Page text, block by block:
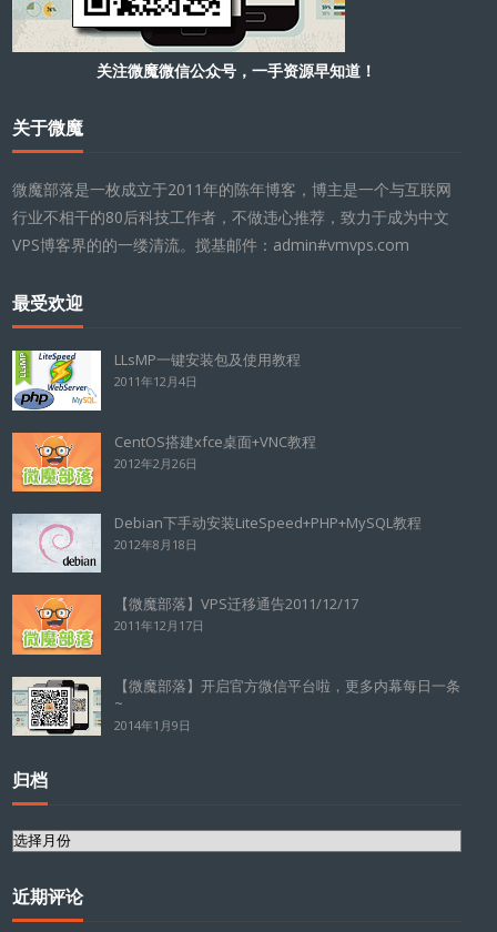
关注微魔微信公众号，一手资源早知道！
关于微魔
微魔部落是一枚成立于2011年的陈年博客，博主是一个与互联网
行业不相干的80后科技工作者，不做违心推荐，致力于成为中文
VPS博客界的的一缕清流。搅基邮件：admin#vmvps.com
最受欢迎
LLsMP一键安装包及使用教程
2011年12月4日
CentOS搭建xfce桌面+VNC教程
2012年2月26日
Debian下手动安装LiteSpeed+PHP+MySQL教程
2012年8月18日
【微魔部落】VPS迁移通告2011/12/17
2011年12月17日
【微魔部落】开启官方微信平台啦，更多内幕每日一条
~
2014年1月9日
归档
归
近期评论